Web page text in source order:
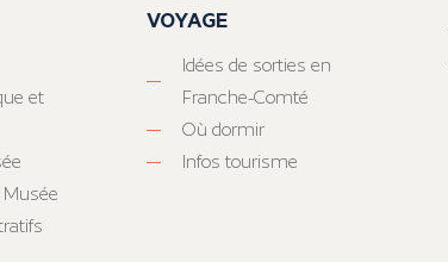
et
VOYAGE
Idées de sorties en
Franche-Comté
Où dormir
Infos tourisme